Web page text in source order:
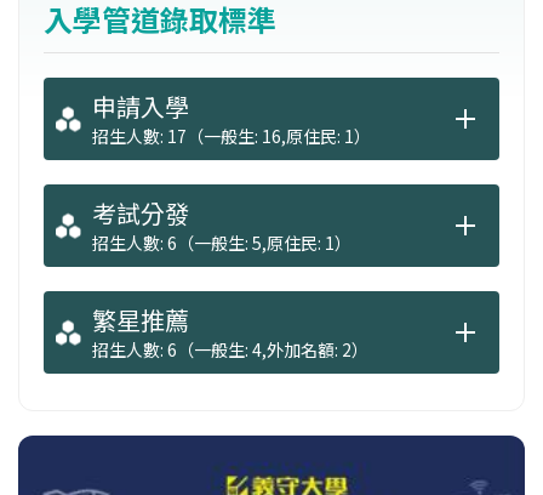
習平台，延伸學生知識觸角，提供延後分流的
機會。本學程多元跨領域的課程組合，可使學
生成為具有工程專業的科技整合人才，學生能
在知識內化過程，從不同領域的專業知識激發
創新思維，也能藉以發展多元專長，提升未來
就業競爭力，成為跨領域的專業工程人才。
入學管道錄取標準
申請入學
招生人數: 17（一般生: 16,原住民: 1）
考試分發
招生人數: 6（一般生: 5,原住民: 1）
繁星推薦
招生人數: 6（一般生: 4,外加名額: 2）